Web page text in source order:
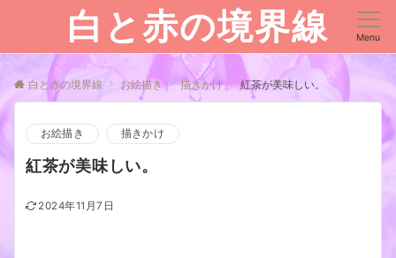
白と赤の境界線 Menu
白と赤の境界線 お絵描き 描きかけ 紅茶が美味しい。
お絵描き 描きかけ
紅茶が美味しい。
2024年11月7日